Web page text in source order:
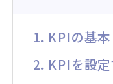
1．KPIの基本
2．KPIを設